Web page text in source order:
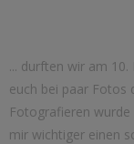
... durften wir am
euch bei paar Fotos
Fotografieren
mir wichtiger einen